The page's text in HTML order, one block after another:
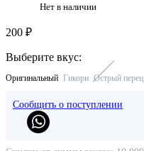
Нет в наличии
200 ₽
Выберите вкус:
Оригинальный Гикори Острый
Сообщить о поступлении